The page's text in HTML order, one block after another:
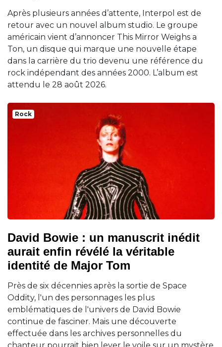
Après plusieurs années d’attente, Interpol est de
retour avec un nouvel album studio. Le groupe
américain vient d’annoncer This Mirror Weighs a
Ton, un disque qui marque une nouvelle étape
dans la carrière du trio devenu une référence du
rock indépendant des années 2000. L’album est
attendu le 28 août 2026.
Rock
David Bowie : un manuscrit inédit
aurait enfin révélé la véritable
identité de Major Tom
Près de six décennies après la sortie de Space
Oddity, l'un des personnages les plus
emblématiques de l'univers de David Bowie
continue de fasciner. Mais une découverte
effectuée dans les archives personnelles du